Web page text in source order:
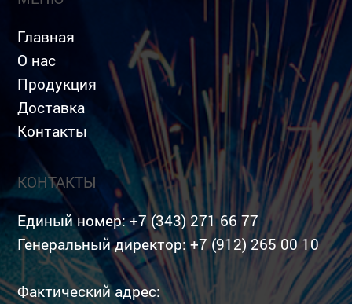
Главная
О нас
Продукция
Доставка
Контакты
КОНТАКТЫ
Единый номер:+7 (343) 271 66 77
Генеральный директор:+7 (912) 265 00 10
Фактический адрес: